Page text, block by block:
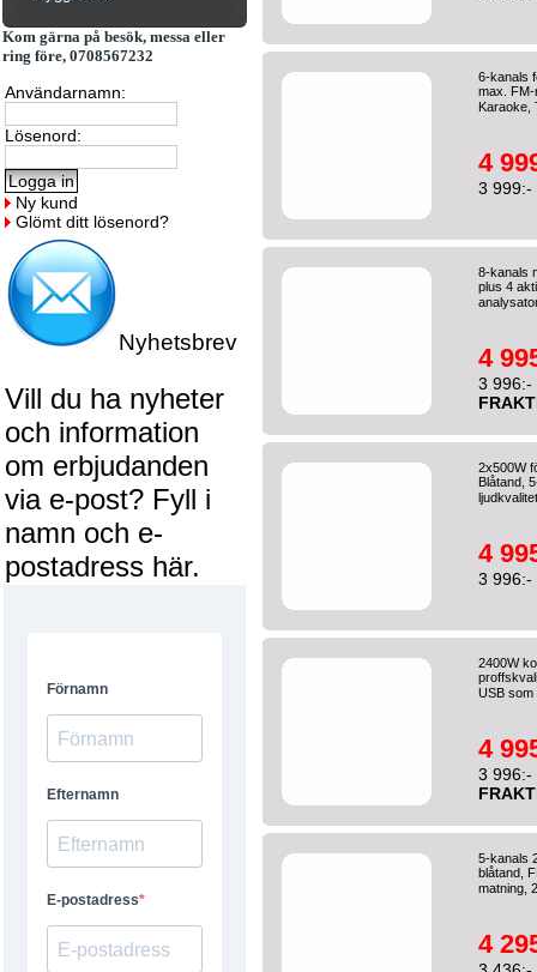
Kom gärna på besök, messa eller
ring före, 0708567232
Användarnamn:
Lösenord:
Ny kund
Glömt ditt lösenord?
Nyhetsbrev
Vill du ha nyheter
och information
om erbjudanden
via e-post? Fyll i
namn och e-
postadress här.
6-kanals
max. FM-
Karaoke,
4
3 999:-
8-kanals
plus 4
4
3 996:-
2x500W
Blåtand,
4
3 996:-
2400W
USB
4
3 996:-
5-kanals
blåtand,
matning,
4